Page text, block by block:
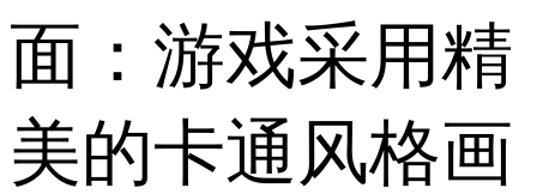
面：游戏采用精
美的卡通风格画